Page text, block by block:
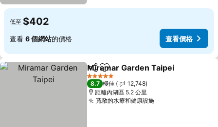
低至 $402
查看 6 個網站的價格 查看價格
分享 放到收藏夾
Miramar Garden Taipei
5 星級
8.7 極佳
12,748
距離內湖區 5.2 公里
寬敞的水療和健康設施查看價格